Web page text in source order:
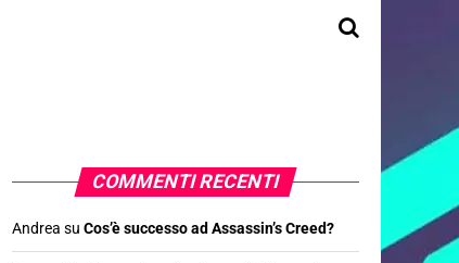
COMMENTI RECENTI
Andrea su Cos’è successo ad Assassin’s Creed?